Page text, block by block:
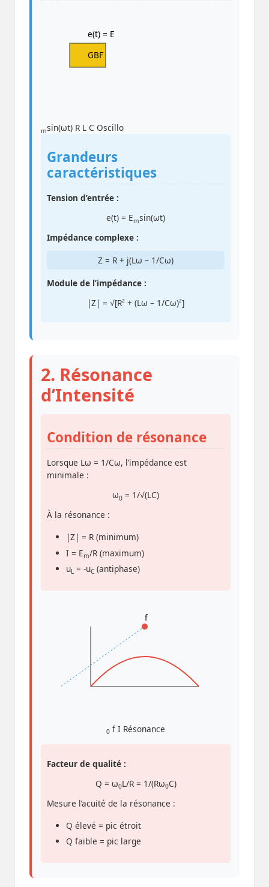
GBF
e(t) = E
msin(ωt) R L C Oscillo
Grandeurs
caractéristiques
Tension d’entrée :
e(t) = Emsin(ωt)
Impédance complexe :
Z = R + j(Lω – 1/Cω)
Module de l’impédance :
|Z| = √[R² + (Lω – 1/Cω)²]
2. Résonance
d’Intensité
Condition de résonance
Lorsque Lω = 1/Cω, l’impédance est
minimale :
ω0 = 1/√(LC)
À la résonance :
|Z| = R (minimum)
I = Em/R (maximum)
uL = -uC (antiphase)
f
0 f I Résonance
Facteur de qualité :
Q = ω0L/R = 1/(Rω0C)
Mesure l’acuité de la résonance :
Q élevé = pic étroit
Q faible = pic large